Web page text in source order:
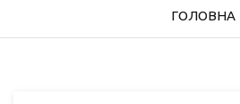
ГОЛОВНА